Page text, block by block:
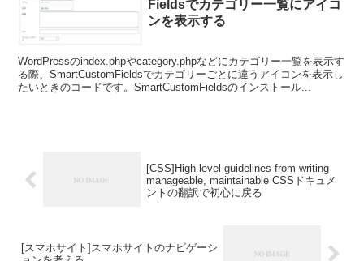
Fieldsでカテゴリー一覧にアイコ
ンを表示する
WordPressのindex.phpやcategory.phpなどにカテゴリー一覧を表示す
る際、SmartCustomFieldsでカテゴリーごとに違うアイコンを表示し
たいときのコードです。SmartCustomFieldsのインストール...
[CSS]High-level guidelines from writing
manageable, maintainable CSSドキュメ
ントの翻訳で初心に戻る
[スマホサイト]スマホサイトのナビゲーシ